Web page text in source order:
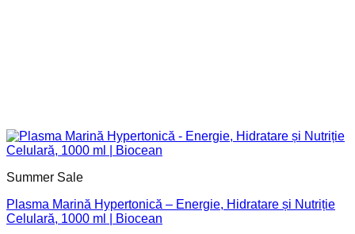
Summer Sale
Plasma Marină Hypertonică – Energie, Hidratare și Nutriție
Celulară, 1000 ml | Biocean